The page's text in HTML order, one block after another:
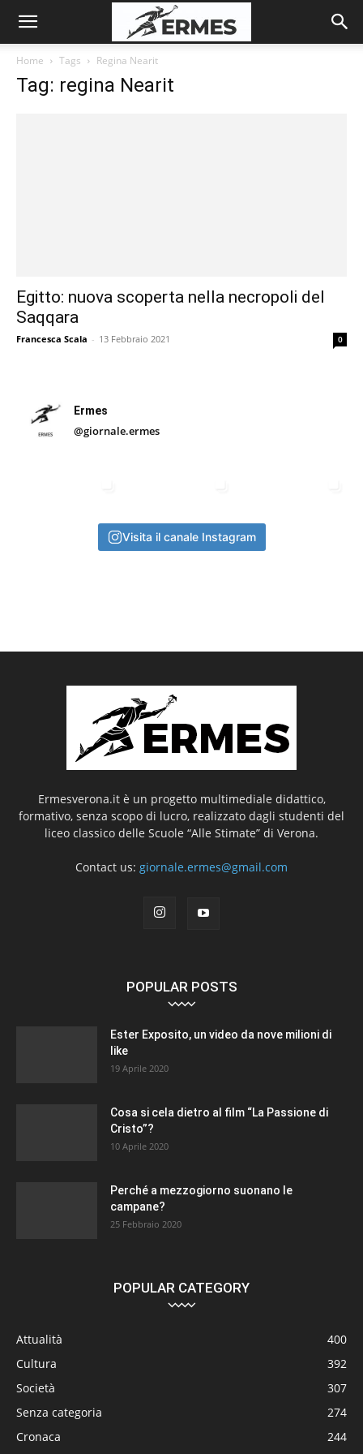
Home Tags Regina Nearit
Tag: regina Nearit
Egitto: nuova scoperta nella necropoli del
Saqqara
Francesca Scala - 13 Febbraio 2021 0
Ermes
@giornale.ermes
Visita il canale Instagram
Ermesverona.it è un progetto multimediale didattico,
formativo, senza scopo di lucro, realizzato dagli studenti del
liceo classico delle Scuole “Alle Stimate” di Verona.
Contact us: giornale.ermes@gmail.com
POPULAR POSTS
Ester Exposito, un video da nove milioni di
like
19 Aprile 2020
Cosa si cela dietro al film “La Passione di
Cristo”?
10 Aprile 2020
Perché a mezzogiorno suonano le
campane?
25 Febbraio 2020
POPULAR CATEGORY
Attualità
400
Cultura
392
Società
307
Senza categoria
274
Cronaca
244